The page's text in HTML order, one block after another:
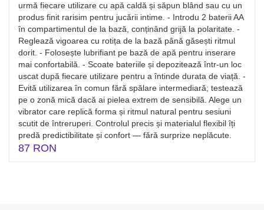
urmă fiecare utilizare cu apă caldă și săpun blând sau cu un
produs finit rarisim pentru jucării intime. - Introdu 2 baterii AA
în compartimentul de la bază, conținând grijă la polaritate. -
Reglează vigoarea cu rotița de la bază până găsești ritmul
dorit. - Folosește lubrifiant pe bază de apă pentru inserare
mai confortabilă. - Scoate bateriile și depozitează într-un loc
uscat după fiecare utilizare pentru a întinde durata de viață. -
Evită utilizarea în comun fără spălare intermediară; testează
pe o zonă mică dacă ai pielea extrem de sensibilă. Alege un
vibrator care replică forma și ritmul natural pentru sesiuni
scutit de întreruperi. Controlul precis și materialul flexibil îți
predă predictibilitate și confort — fără surprize neplăcute.
87 RON